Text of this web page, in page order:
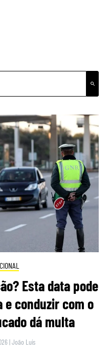
Esta data pode
e conduzir com o
dá multa
|João Luís